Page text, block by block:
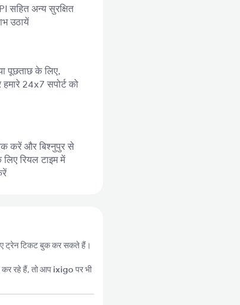
सहित अन्य सुरक्षित
उठायें
पूछताछ के लिए,
24x7 सपोर्ट को
करें और बिश्नुपुर से
रियल टाइम में
ट्रेन टिकट बुक कर सकते हैं।
कर रहे हैं, तो आप ixigoपर भी